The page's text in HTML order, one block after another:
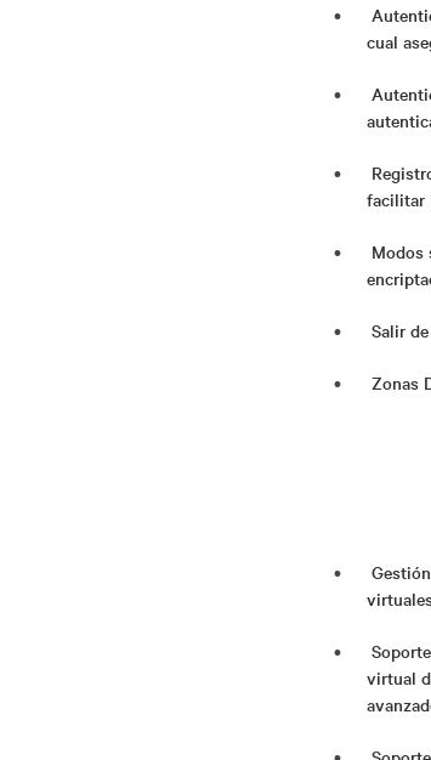
cual
facilitar
Modos
Salir
Zonas
virtual